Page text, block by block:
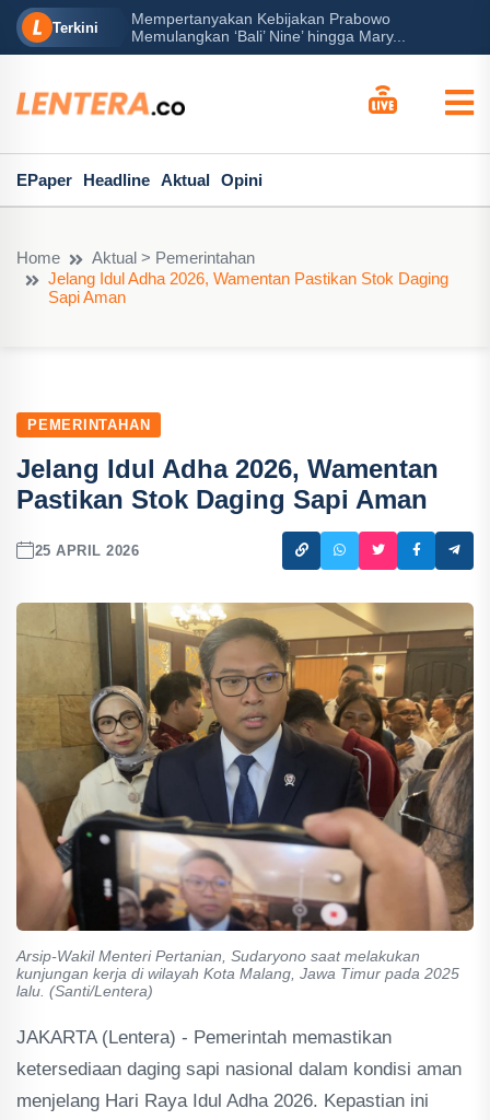
Terkini
Mempertanyakan Kebijakan Prabowo
Memulangkan ‘Bali’ Nine’ hingga Mary...
EPaper Headline Aktual Opini
Home
Aktual > Pemerintahan
Jelang Idul Adha 2026, Wamentan Pastikan Stok Daging
Sapi Aman
PEMERINTAHAN
Jelang Idul Adha 2026, Wamentan
Pastikan Stok Daging Sapi Aman
25 APRIL 2026
Arsip-Wakil Menteri Pertanian, Sudaryono saat melakukan
kunjungan kerja di wilayah Kota Malang, Jawa Timur pada 2025
lalu. (Santi/Lentera)
JAKARTA (Lentera) - Pemerintah memastikan
ketersediaan daging sapi nasional dalam kondisi aman
menjelang Hari Raya Idul Adha 2026. Kepastian ini